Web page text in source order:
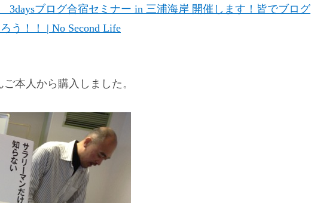
3daysブログ合宿セミナー in 三浦海岸 開催します！皆でブログ
う！！ | No Second Life
本人から購入しました。